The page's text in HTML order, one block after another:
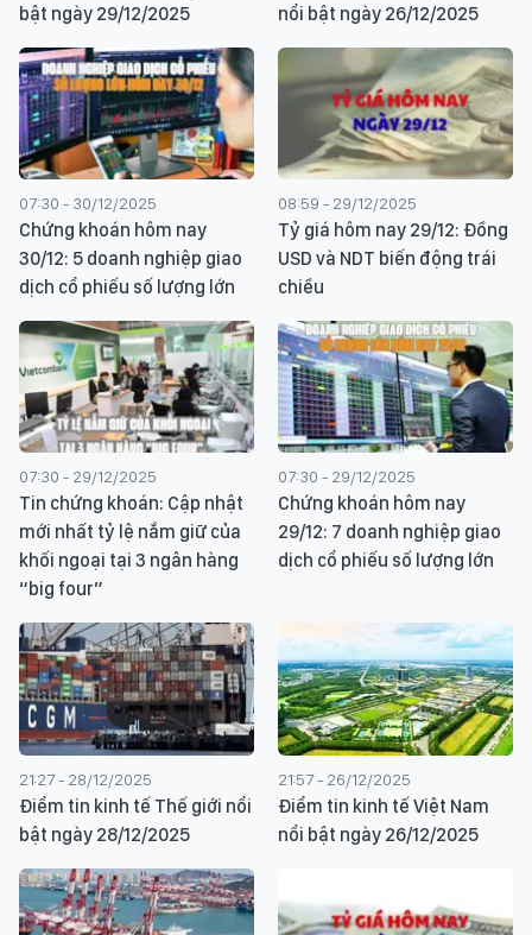
bật ngày 29/12/2025
nổi bật ngày 26/12/2025
07:30 - 30/12/2025
Chứng khoán hôm nay
30/12: 5 doanh nghiệp giao
dịch cổ phiếu số lượng lớn
08:59 - 29/12/2025
Tỷ giá hôm nay 29/12: Đồng
USD và NDT biến động trái
chiều
07:30 - 29/12/2025
Tin chứng khoán: Cập nhật
mới nhất tỷ lệ nắm giữ của
khối ngoại tại 3 ngân hàng
“big four”
07:30 - 29/12/2025
Chứng khoán hôm nay
29/12: 7 doanh nghiệp giao
dịch cổ phiếu số lượng lớn
21:27 - 28/12/2025
Điểm tin kinh tế Thế giới nổi
bật ngày 28/12/2025
21:57 - 26/12/2025
Điểm tin kinh tế Việt Nam
nổi bật ngày 26/12/2025